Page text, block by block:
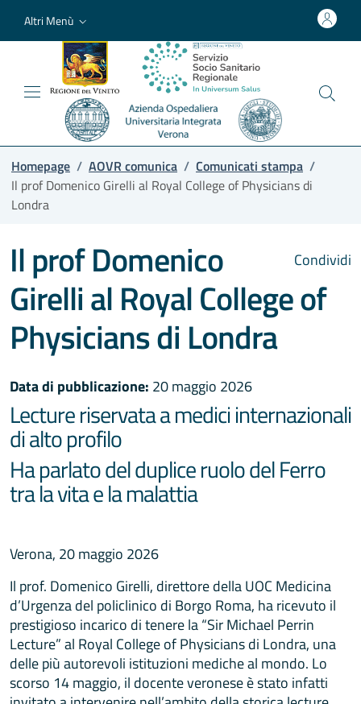
Altri Menù
Homepage / AOVR comunica / Comunicati stampa /
Il prof Domenico Girelli al Royal College of Physicians di
Londra
Condividi
Il prof Domenico
Girelli al Royal College of
Physicians di Londra
Data di pubblicazione: 20 maggio 2026
Lecture riservata a medici internazionali
di alto profilo
Ha parlato del duplice ruolo del Ferro
tra la vita e la malattia
Verona, 20 maggio 2026
Il prof. Domenico Girelli, direttore della UOC Medicina
d’Urgenza del policlinico di Borgo Roma, ha ricevuto il
prestigioso incarico di tenere la “Sir Michael Perrin
Lecture” al Royal College of Physicians di Londra, una
delle più autorevoli istituzioni mediche al mondo. Lo
scorso 14 maggio, il docente veronese è stato infatti